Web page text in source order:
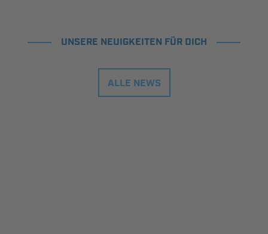
UNSERE NEUIGKEITEN FÜR DICH
ALLE NEWS